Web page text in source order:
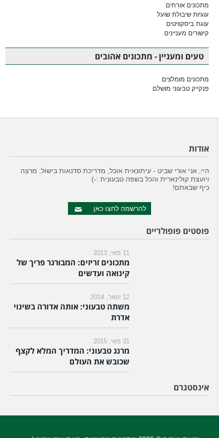
מתכונים אורחים
עוגיות שיבולת שועל
עוגת ביסקוויטים
קישורים מעניינים
טעים ומעניין - מתכונים אהובים
מתכונים מומלצים
פנקייק טבעוני מושלם
אודות
היי, אני אורי שביט - עיתונאית אוכל, מדריכת סדנאות בישול, מרצה
ויועצת קולינארית והכל בשפה טבעונית :-)
כיף שבאתם!
להרשמה לחצו כאן
פוסטים פופולריים
11 מאי, 2013
מתכונים זריזים: המבורגר פריך של
קינואה ועדשים
12 ינואר, 2014
משתה טבעוני: אותה אדורה בשינוי
אדרת
31 מאי, 2015
מרנג טבעוני: המדריך המלא לקצף
שכובש את העולם
אינסטגרם